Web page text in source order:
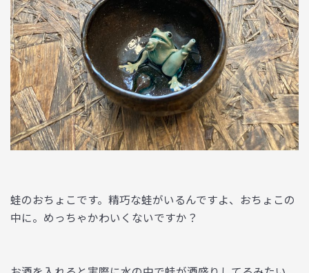
蛙のおちょこです。精巧な蛙がいるんですよ、おちょこの
中に。めっちゃかわいくないですか？